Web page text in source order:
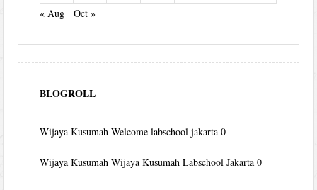
« Aug
Oct »
BLOGROLL
Wijaya Kusumah Welcome labschool jakarta 0
Wijaya Kusumah Wijaya Kusumah Labschool Jakarta 0